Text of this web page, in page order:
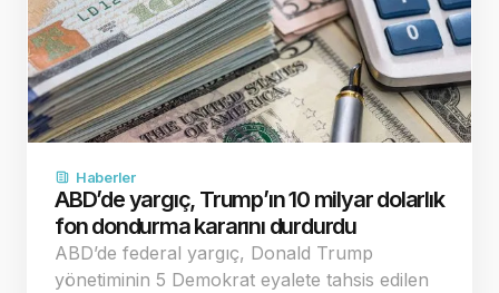
Haberler
ABD’de yargıç, Trump’ın 10 milyar dolarlık
fon dondurma kararını durdurdu
ABD’de federal yargıç, Donald Trump
yönetiminin 5 Demokrat eyalete tahsis edilen